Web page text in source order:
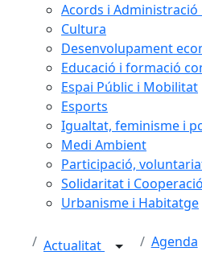
Acords i Administració
Cultura
Desenvolupament
Educació i formació
Espai Públic i Mobilitat
Esports
Igualtat, feminisme i
Medi Ambient
Participació,
Solidaritat i Cooperació
Urbanisme i Habitatge
Actualitat Agenda